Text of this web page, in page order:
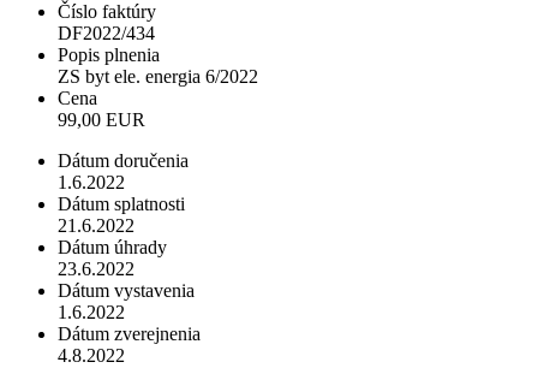
Číslo faktúry
DF2022/434
Popis plnenia
ZS byt ele. energia 6/2022
Cena
99,00 EUR
Dátum doručenia
1.6.2022
Dátum splatnosti
21.6.2022
Dátum úhrady
23.6.2022
Dátum vystavenia
1.6.2022
Dátum zverejnenia
4.8.2022